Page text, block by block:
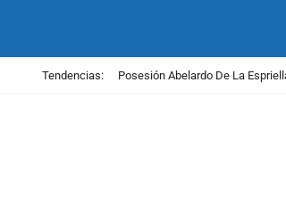
Tendencias: Posesión Abelardo De La